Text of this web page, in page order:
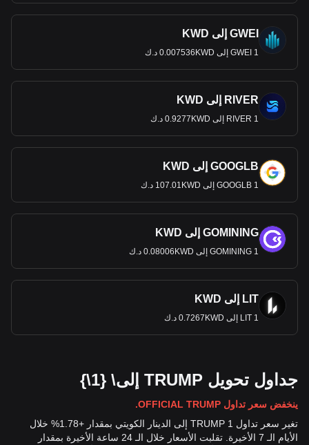
GWEI إلى KWD
1 GWEI إلى 0.007536KWD د.ك
RIVER إلى KWD
1 RIVER إلى 0.9277KWD د.ك
GOOGLB إلى KWD
1 GOOGLB إلى 107.01KWD د.ك
GOMINING إلى KWD
1 GOMINING إلى 0.08006KWD د.ك
LIT إلى KWD
1 LIT إلى 0.7267KWD د.ك
جداول تحويل TRUMP إلى\ {1\}
ينخفض سعر تداول OFFICIAL TRUMP.
تغير سعر تداول 1 TRUMP إلى الدينار الكويتي بمقدار +1.78% خلال
الأيام الـ 7 الأخيرة. تقلبت الأسعار خلال الـ 24 ساعة الأخيرة بمقدار